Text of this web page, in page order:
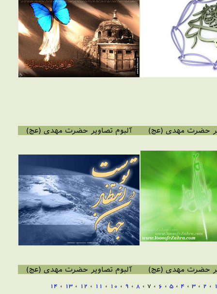
حضرت مهدی (عج) آلبوم تصاویر حضرت مهدی (عج)
حضرت مهدی (عج)
آلبوم تصاویر حضرت مهدی (عج)
، 2 ، 3 ، 4 ، 5 ، 6 ، 7 ، 8 ، 9 ، 10 ، 11 ، 12 ، 13 ، 14